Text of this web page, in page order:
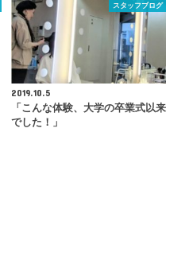
スタッフブログ
2019.10.5
「こんな体験、大学の卒業式以来
でした！」